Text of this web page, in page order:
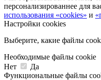
персонализированнее для
использования «cookies» и
Настройки cookies
Выберите, какие файлы
Необходимые файлы cookie
Нет
Да
Функциональные файлы